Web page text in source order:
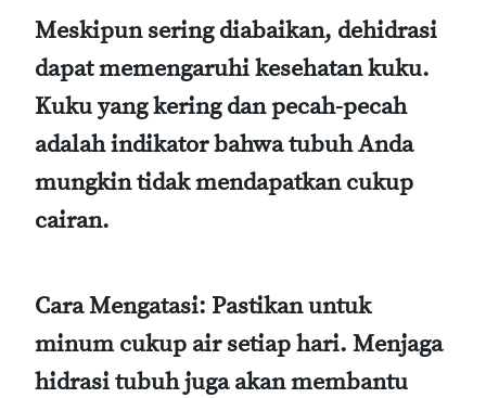
Meskipun sering diabaikan, dehidrasi
dapat memengaruhi kesehatan kuku.
Kuku yang kering dan pecah-pecah
adalah indikator bahwa tubuh Anda
mungkin tidak mendapatkan cukup
cairan.
Cara Mengatasi: Pastikan untuk
minum cukup air setiap hari. Menjaga
hidrasi tubuh juga akan membantu